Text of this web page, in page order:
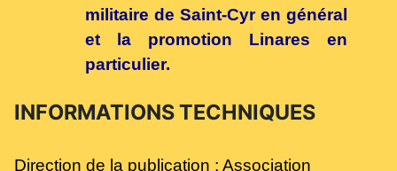
militaire de Saint-Cyr en général
et la promotion Linares en
particulier.
INFORMATIONS TECHNIQUES
Direction de la publication : Association